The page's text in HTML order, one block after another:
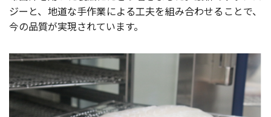
ジーと、地道な手作業による工夫を組み合わせることで、
今の品質が実現されています。